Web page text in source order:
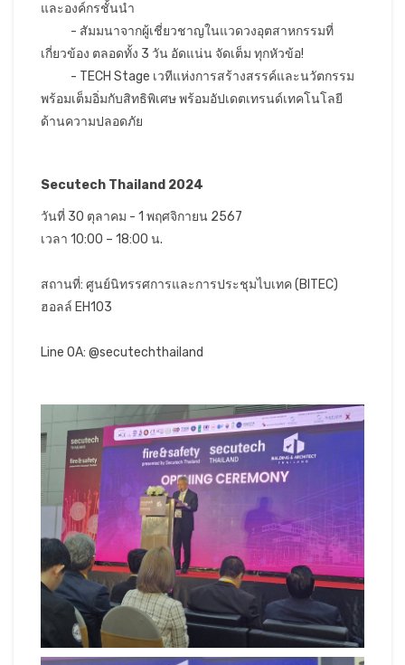
และองค์กรชั้นนำ
- สัมมนาจากผู้เชี่ยวชาญในแวดวงอุตสาหกรรมที่
เกี่ยวข้อง ตลอดทั้ง 3 วัน อัดแน่น จัดเต็ม ทุกหัวข้อ!
- TECH Stage เวทีแห่งการสร้างสรรค์และนวัตกรรม
พร้อมเต็มอิ่มกับสิทธิพิเศษ พร้อมอัปเดตเทรนด์เทคโนโลยี
ด้านความปลอดภัย
Secutech Thailand 2024
วันที่ 30 ตุลาคม - 1 พฤศจิกายน 2567
เวลา 10:00 – 18:00 น.
สถานที่: ศูนย์นิทรรศการและการประชุมไบเทค (BITEC)
ฮอลล์ EH103
Line OA: @secutechthailand